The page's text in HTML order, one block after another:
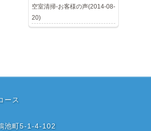
空室清掃-お客様の声(2014-08-
20)
ース
池町5-1-4-102